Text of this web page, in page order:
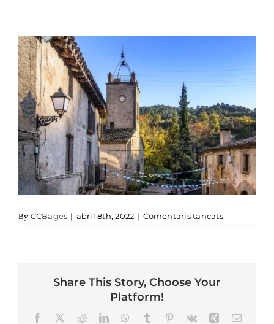
By CCBages | abril 8th, 2022 | Comentaris tancatsa Mura.
Share This Story, Choose Your
Platform!
FacebookRedditLinkedInWhatsApp
TumblrPinterest
Vk XingEmail